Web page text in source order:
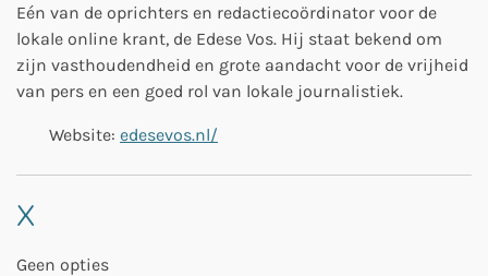
Eén van de oprichters en redactiecoördinator voor de
lokale online krant, de Edese Vos. Hij staat bekend om
zijn vasthoudendheid en grote aandacht voor de vrijheid
van pers en een goed rol van lokale journalistiek.
Website: edesevos.nl/
X
Geen opties